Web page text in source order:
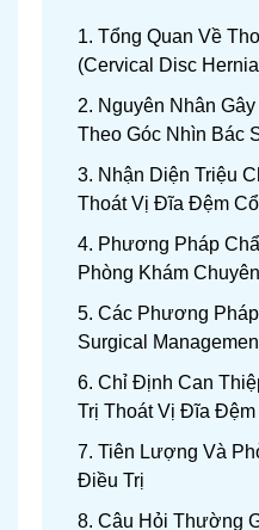
1. Tổng Quan Về
(Cervical Disc
2. Nguyên Nhân
Theo Góc Nhìn Bác
3. Nhận Diện Triệu
Thoát Vị Đĩa Đệm Cổ
4. Phương Pháp
Phòng Khám
5. Các Phương
Surgical
6. Chỉ Định Can
Trị Thoát Vị Đĩa Đệm
7. Tiên Lượng Và
Điều Trị
8. Câu Hỏi Thường